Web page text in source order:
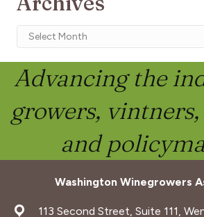
Archives
Advancing the
growers,
and
Washington Winegrowers
address113 Second Street, Suite 111,